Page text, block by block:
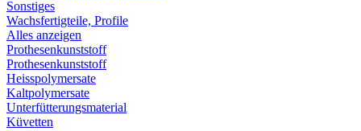
Sonstiges
Wachsfertigteile, Profile
Alles anzeigen
Prothesenkunststoff
Prothesenkunststoff
Heisspolymersate
Kaltpolymersate
Unterfütterungsmaterial
Küvetten